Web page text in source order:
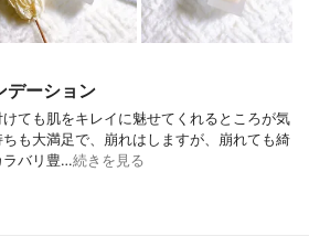
デーション
ても肌をキレイに魅せてくれるところが気
も大満足で、崩れはしますが、崩れても綺
ラバリ豊…続きを見る